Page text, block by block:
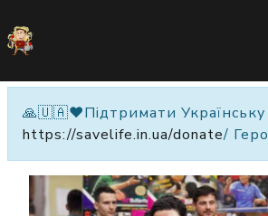
🙏🇺🇦❤️Підтримати
https://savelife.in.ua/donate/